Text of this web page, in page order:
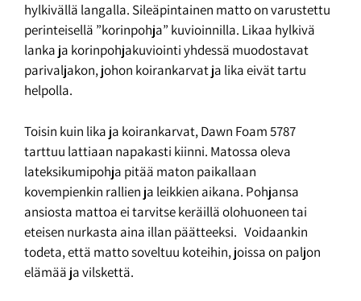
hylkivällä langalla. Sileäpintainen matto on varustettu
perinteisellä ”korinpohja” kuvioinnilla. Likaa hylkivä
lanka ja korinpohjakuviointi yhdessä muodostavat
parivaljakon, johon koirankarvat ja lika eivät tartu
helpolla.
Toisin kuin lika ja koirankarvat, Dawn Foam 5787
tarttuu lattiaan napakasti kiinni. Matossa oleva
lateksikumipohja pitää maton paikallaan
kovempienkin rallien ja leikkien aikana. Pohjansa
ansiosta mattoa ei tarvitse keräillä olohuoneen tai
eteisen nurkasta aina illan päätteeksi. Voidaankin
todeta, että matto soveltuu koteihin, joissa on paljon
elämää ja vilskettä.